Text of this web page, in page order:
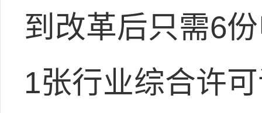
到改革后只需6
1张行业综合许